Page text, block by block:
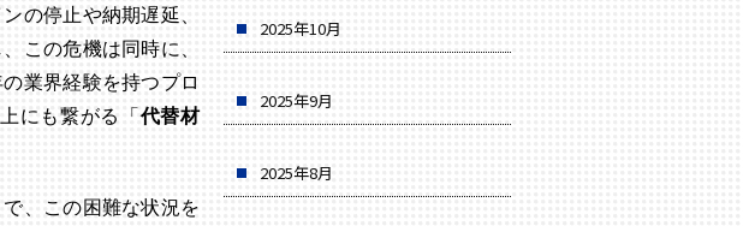
の停止や納期遅延、
この危機は同時に、
業界経験を持つプロ
にも繋がる「代替材
、この困難な状況を
2025年10月
2025年9月
2025年8月